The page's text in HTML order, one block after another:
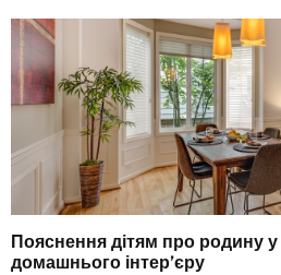
Пояснення дітям про родину
домашнього інтер’єру